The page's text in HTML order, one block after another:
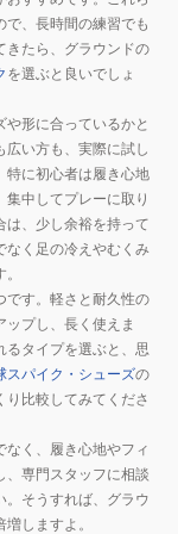
、長時間の練習でも
きたら、グラウンドの
を選ぶと良いでしょ
形に合っているかと
い方も、実際に試し
特に初心者は履き心地
中してプレーに取り
は、少し余裕を持って
なく足の冷えやむくみ
です。軽さと耐久性の
プし、長く使えま
るタイプを選ぶと、思
スパイク・シューズの
比較してみてくださ
く、履き心地やフィ
、専門スタッフに相談
。そうすれば、グラウ
しますよ。